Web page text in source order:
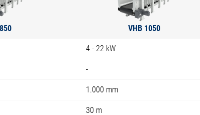
VHB 1050
4 - 22 kW
-
1.000 mm
30 m